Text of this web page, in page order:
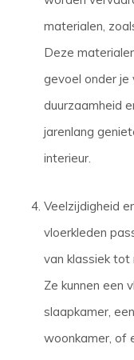
materialen,
Deze
gevoel onder je
duurzaamheid
jarenlang
interieur.
Veelzijdigheid
vloerkleden
van klassiek tot
Ze kunnen een
slaapkamer,
woonkamer, of